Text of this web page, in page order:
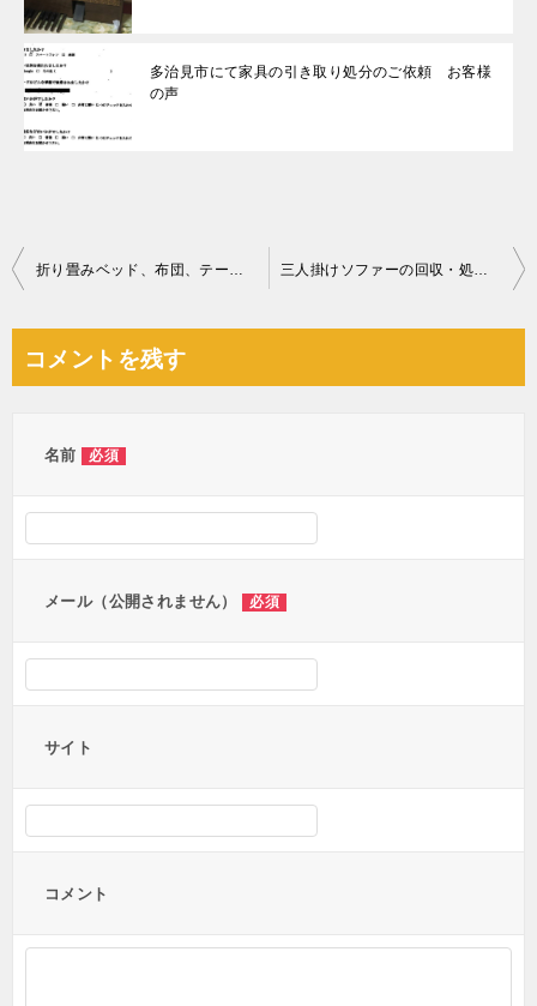
多治見市にて家具の引き取り処分のご依頼 お客様
の声
投
ビ
折り畳みベッド、布団、テーブル、ダンボール、収納ケース等の回収 三人掛けソファーの回収・処分ご依頼 お客様の声
コメントを残す
名前 必須
メール（公開されません） 必須
サイト
コメント